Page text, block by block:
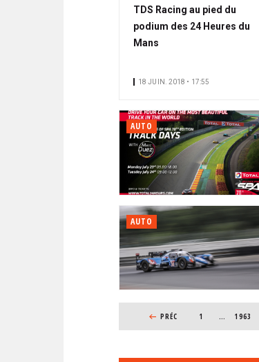
TDS Racing au pied du
podium des 24 Heures du
Mans
18 JUIN. 2018 • 17:55
AUTO
AUTO
PAGE PRÉCÉDENTE
PRÉC 1 … PAGE
1963